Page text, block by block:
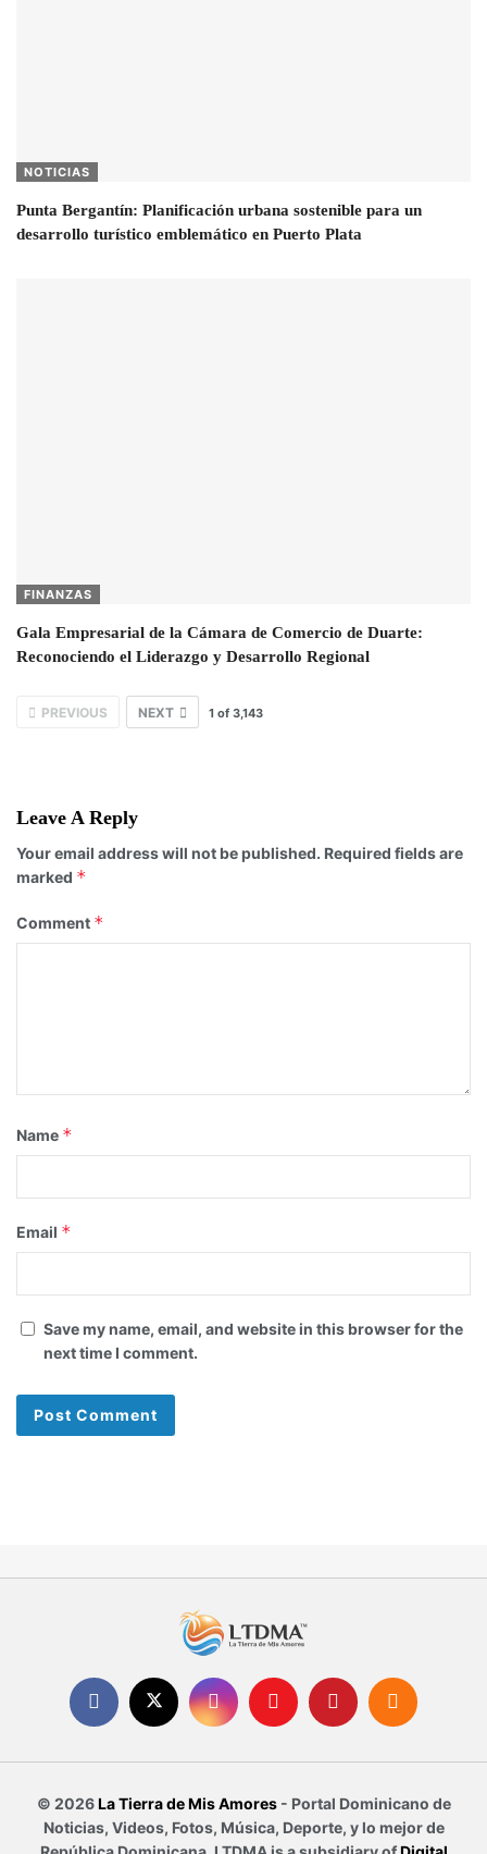
NOTICIAS
Punta Bergantín: Planificación urbana sostenible para un
desarrollo turístico emblemático en Puerto Plata
FINANZAS
Gala Empresarial de la Cámara de Comercio de Duarte:
Reconociendo el Liderazgo y Desarrollo Regional
PREVIOUS NEXT 1 of 3,143
Leave A Reply
Your email address will not be published. Required fields are
marked *
Comment *
Name *
Email *
Save my name, email, and website in this browser for the
next time I comment.
© 2026La Tierra de Mis Amores- Portal Dominicano de
Noticias, Videos, Fotos, Música, Deporte, y lo mejor de